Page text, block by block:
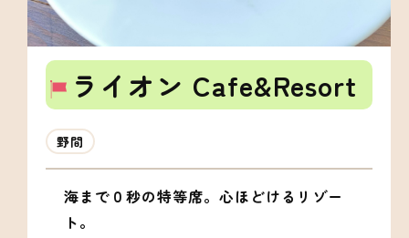
ライオン Cafe&Resort
野間
海まで０秒の特等席。心ほどけるリゾー
ト。